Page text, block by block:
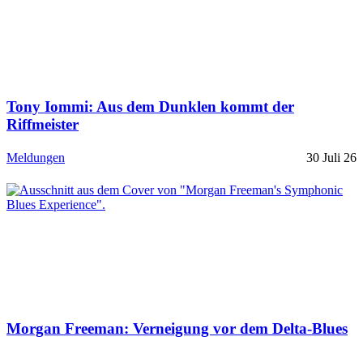
Tony Iommi: Aus dem Dunklen kommt der
Riffmeister
Meldungen 30 Juli 26
Morgan Freeman: Verneigung vor dem Delta-Blues